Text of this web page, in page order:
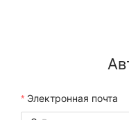
Электронная почта